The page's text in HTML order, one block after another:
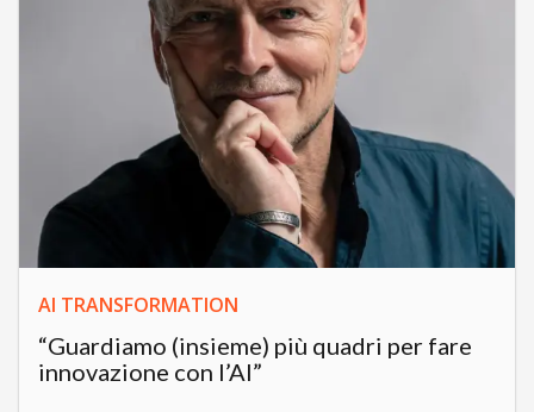
AI TRANSFORMATION
“Guardiamo (insieme) più quadri per fare
innovazione con l’AI”